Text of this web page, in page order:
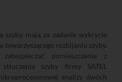
szyby mają za zadanie wykrycie
towarzyszącego rozbijaniu szyby.
pomieszczenie z
szyby firmy SATEL
analizy dwóch